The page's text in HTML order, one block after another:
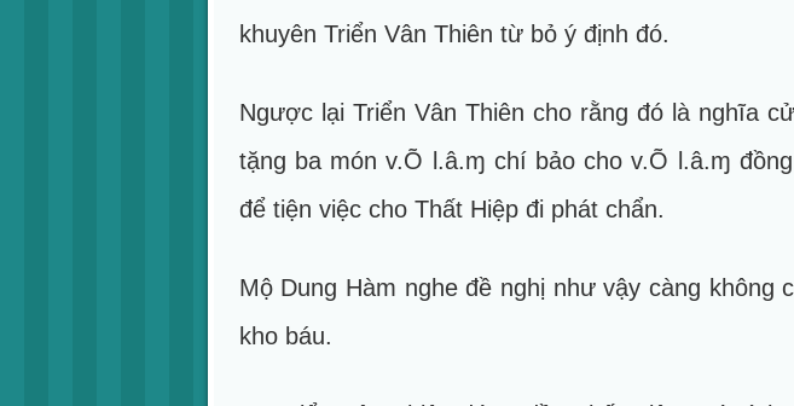
khuyên Triển Vân Thiên từ bỏ ý định đó.
Ngược lại Triển Vân Thiên cho rằng đó là nghĩa
tặng ba món v.Õ l.â.ɱ chí bảo cho v.Õ l.â.ɱ
để tiện việc cho Thất Hiệp đi phát chẩn.
Mộ Dung Hàm nghe đề nghị như vậy càng
kho báu.